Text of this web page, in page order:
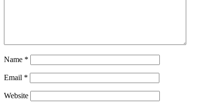
Name *
Email *
Website